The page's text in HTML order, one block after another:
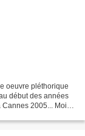
oeuvre pléthorique
début des années
2005... Moins